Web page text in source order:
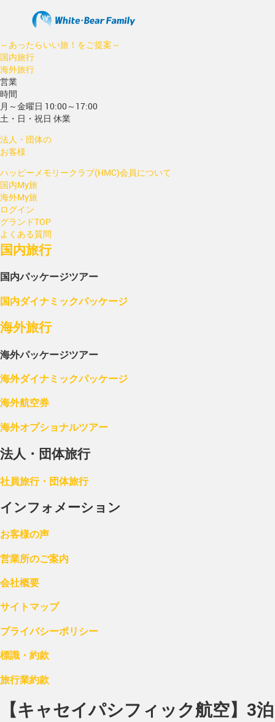
～あったらいい旅！をご提案～
国内旅行
海外旅行
営業
時間
月～金曜日 10:00～17:00
土・日・祝日 休業
法人・団体の
お客様
ハッピーメモリークラブ(HMC)会員について
国内My旅
海外My旅
ログイン
グランドTOP
よくある質問
国内旅行
国内パッケージツアー
国内ダイナミックパッケージ
海外旅行
海外パッケージツアー
海外ダイナミックパッケージ
海外航空券
海外オプショナルツアー
法人・団体旅行
社員旅行・団体旅行
インフォメーション
お客様の声
営業所のご案内
会社概要
サイトマップ
プライバシーポリシー
標識・約款
旅行業約款
【キャセイパシフィック航空】3泊